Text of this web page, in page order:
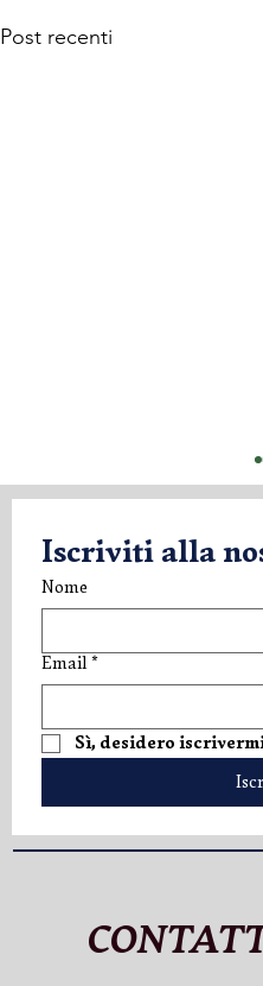
Post recenti
V.LO Superior: una
eleganza
Iscriviti alla
Nome
Email *
Sì, desidero